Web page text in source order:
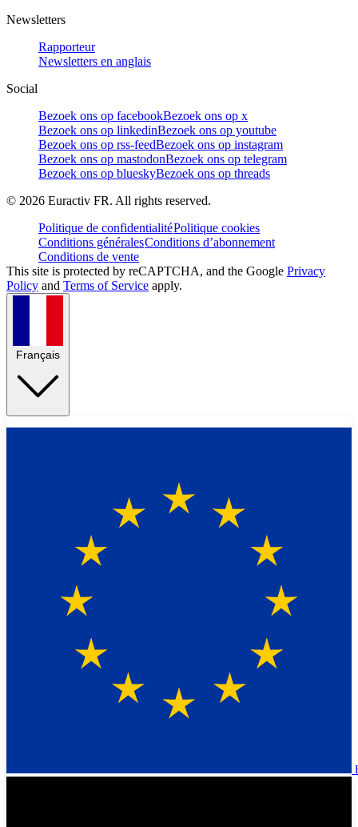
Newsletters
Rapporteur
Newsletters en anglais
Social
Bezoek ons op facebookBezoek ons op x
Bezoek ons op linkedinBezoek ons op youtube
Bezoek ons op rss-feedBezoek ons op instagram
Bezoek ons op mastodonBezoek ons op telegram
Bezoek ons op blueskyBezoek ons op threads
© 2026 Euractiv FR. All rights reserved.
Politique de confidentialitéPolitique cookies
Conditions généralesConditions d’abonnement
Conditions de vente
This site is protected by reCAPTCHA, and the Google Privacy
Policy and Terms of Service apply.
Français